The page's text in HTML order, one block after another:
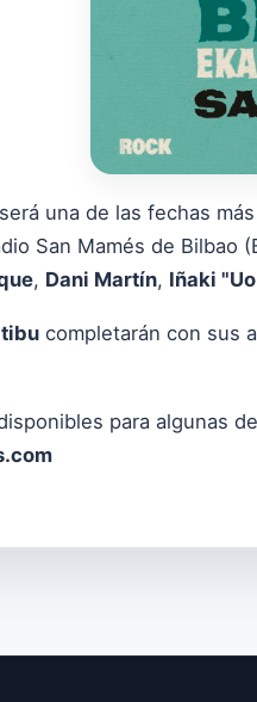
una de las fechas
San Mamés de Bilbao
, Dani Martín, Iñaki
completarán con sus
para algunas